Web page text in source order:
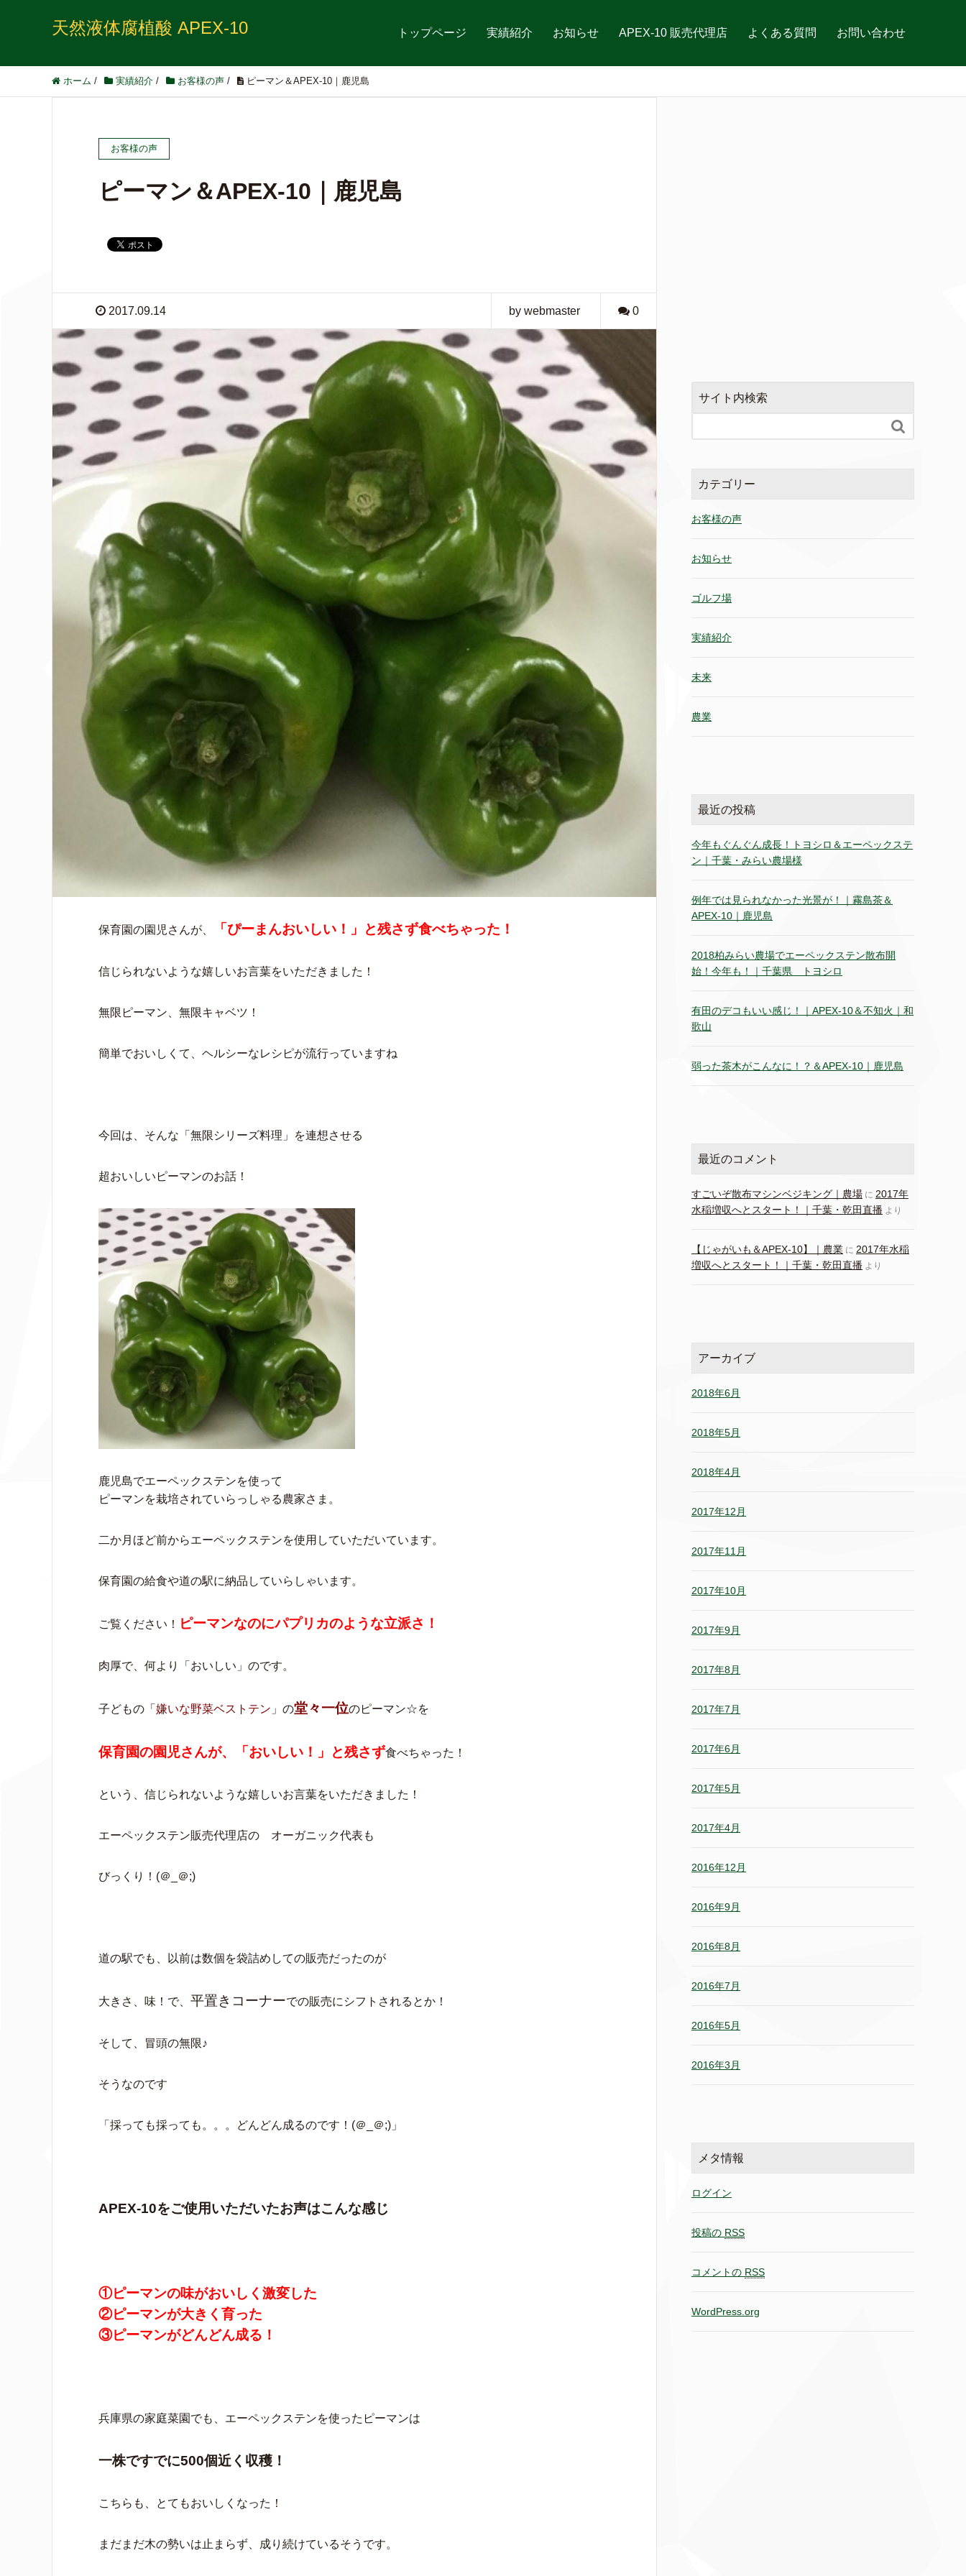
天然液体腐植酸 APEX-10 トップページ 実績紹介 お知らせ APEX-10 販売代理店 よくある質問 お問い合わせ
ホーム / 実績紹介 / お客様の声 / ピーマン＆APEX-10｜鹿児島
お客様の声
ピーマン＆APEX-10｜鹿児島
2017.09.14 by webmaster 0
保育園の園児さんが、 「ぴーまんおいしい！」と残さず食べちゃった！
信じられないような嬉しいお言葉をいただきました！
無限ピーマン、無限キャベツ！
簡単でおいしくて、ヘルシーなレシピが流行っていますね
今回は、そんな「無限シリーズ料理」を連想させる
超おいしいピーマンのお話！
鹿児島でエーペックステンを使って
ピーマンを栽培されていらっしゃる農家さま。
二か月ほど前からエーペックステンを使用していただいています。
保育園の給食や道の駅に納品していらしゃいます。
ご覧ください！ ピーマンなのにパプリカのような立派さ！
肉厚で、何より「おいしい」のです。
子どもの「 嫌いな野菜ベストテン 」の堂々一位のピーマン☆を
保育園の園児さんが、「おいしい！」と残さず食べちゃった！
という、信じられないような嬉しいお言葉をいただきました！
エーペックステン販売代理店の オーガニック代表も
びっくり！(＠_＠;)
道の駅でも、以前は数個を袋詰めしての販売だったのが
大きさ、味！で、 平置きコーナーでの販売にシフトされるとか！
そして、冒頭の無限♪
そうなのです
「採っても採っても。。。どんどん成るのです！(＠_＠;)」
APEX-10をご使用いただいたお声はこんな感じ
①ピーマンの味がおいしく激変した
②ピーマンが大きく育った
③ピーマンがどんどん成る！
兵庫県の家庭菜園でも、エーペックステンを使ったピーマンは
一株ですでに500個近く収穫！
こちらも、とてもおいしくなった！
まだまだ木の勢いは止まらず、成り続けているそうです。
サイト内検索

カテゴリー
お客様の声
お知らせ
ゴルフ場
実績紹介
未来
農業
最近の投稿
今年もぐんぐん成長！トヨシロ＆エーペックステ
ン｜千葉・みらい農場様
例年では見られなかった光景が！｜霧島茶＆
APEX-10｜鹿児島
2018柏みらい農場でエーペックステン散布開
始！今年も！｜千葉県 トヨシロ
有田のデコもいい感じ！｜APEX-10＆不知火｜和
歌山
弱った茶木がこんなに！？＆APEX-10｜鹿児島
最近のコメント
すごいぞ散布マシンベジキング｜農場 に 2017年
水稲増収へとスタート！｜千葉・乾田直播 より
【じゃがいも＆APEX-10】｜農業 に 2017年水稲
増収へとスタート！｜千葉・乾田直播 より
アーカイブ
2018年6月
2018年5月
2018年4月
2017年12月
2017年11月
2017年10月
2017年9月
2017年8月
2017年7月
2017年6月
2017年5月
2017年4月
2016年12月
2016年9月
2016年8月
2016年7月
2016年5月
2016年3月
メタ情報
ログイン
投稿の RSS
コメントの RSS
WordPress.org